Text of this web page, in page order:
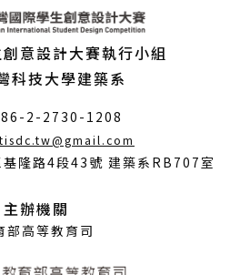
意設計大賽執行小組
科技大學建築系
2-2730-1208
開
隆路4段43號 建築系RB707室
主辦機關
部高等教育司